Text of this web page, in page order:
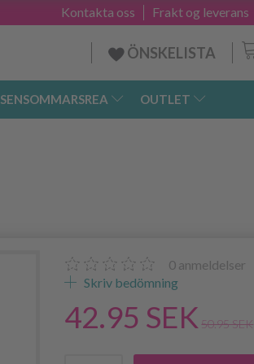
Frakt og leverans
Kontakta oss
ÖNSKELISTA
SENSOMMARSREA OUTLET
0 anmeldelser
Skriv bedömning
42.95 SEK 50.95 SEK